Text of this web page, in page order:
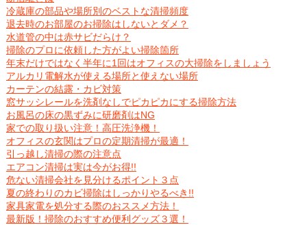
冷蔵庫の部品や場所別のベストな清掃頻度
退去時のお部屋のお掃除はしないとダメ？
水道管の中は赤サビだらけ？
掃除のプロに依頼した方がよい掃除箇所
年末だけではなく半年に1回はオフィスの大掃除をしましょう
アルカリ電解水が使える場所と使えない場所
カーテンの結露・カビ対策
窓サッシレールを洗剤なしでピカピカにする掃除方法
お風呂の床の黒ずみに研磨剤はNG
家での取り扱い注意！高圧洗浄機！
オフィスの玄関はプロの定期清掃が最適！
引っ越し清掃の際の注意点
エアコン清掃は実は今がお得!!
危ない清掃会社を見分けるポイント３点
夏の終わりのカビ掃除はしっかりやるべき!!
家具家電を処分する際のおススメ方法！
最新版！掃除のおすすめ便利グッズ３選！